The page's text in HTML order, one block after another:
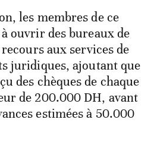
les membres de ce
ouvrir des bureaux de
aux services de
juridiques, ajoutant que
des chèques de chaque
de 200.000 DH, avant
estimées à 50.000